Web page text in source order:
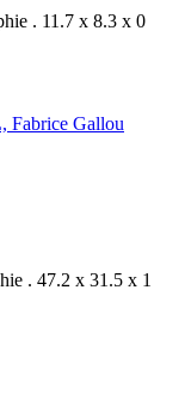
. 11.7 x 8.3 x 0
. 47.2 x 31.5 x 1